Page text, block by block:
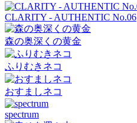
CLARITY - AUTHENTIC No.06
森の奥深くの黄金
ふりむきネコ
おすましネコ
spectrum